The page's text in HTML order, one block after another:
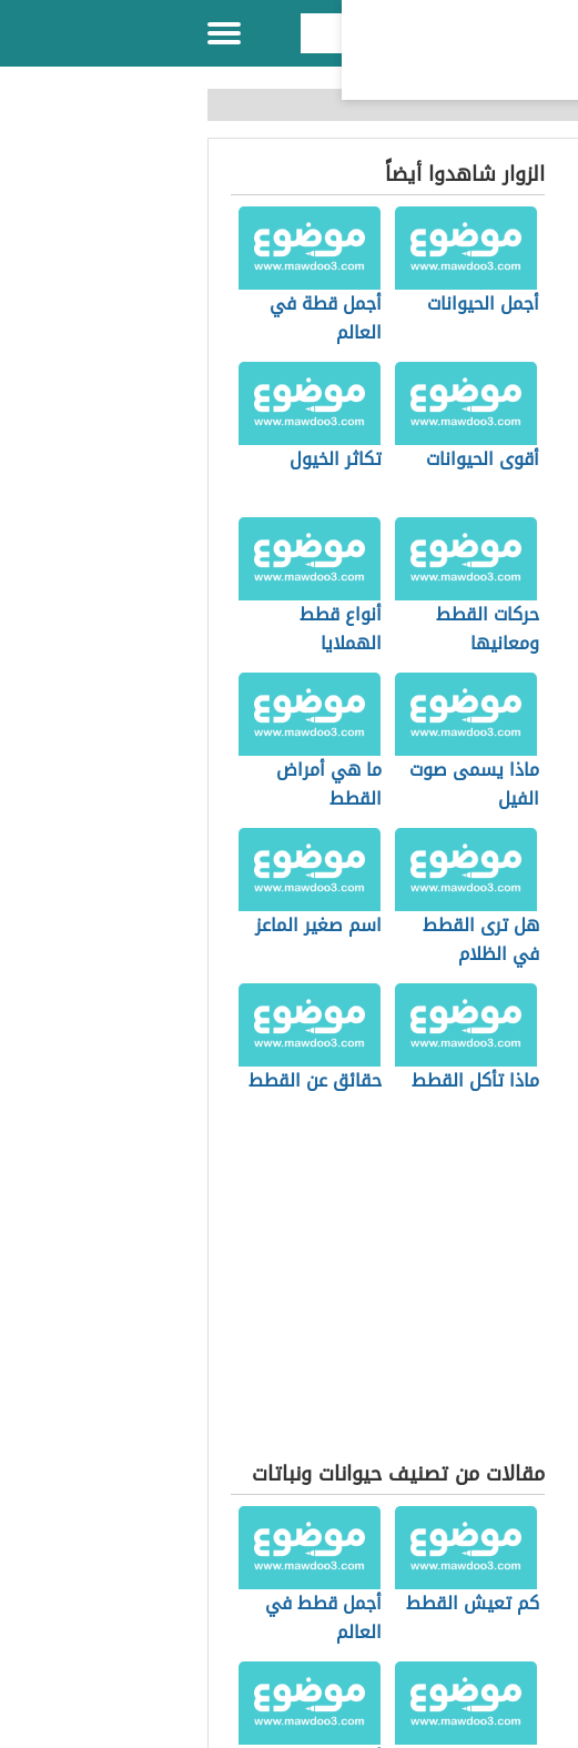
الزوار شاهدوا أيضاً
أجمل الحيوانات
أجمل قطة في
العالم
أقوى الحيوانات تكاثر الخيول
حركات القطط
ومعانيها
أنواع قطط
الهملايا
ماذا يسمى صوت
الفيل
ما هي أمراض
القطط
هل ترى القطط
في الظلام
اسم صغير الماعز
ماذا تأكل القطط حقائق عن القطط
مقالات من تصنيف حيوانات ونباتات
كم تعيش القطط
أجمل قطط في
العالم